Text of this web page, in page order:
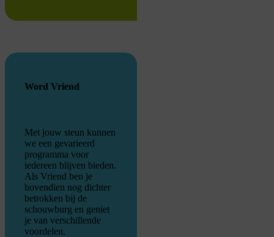
Word Vriend
Met jouw steun kunnen
we een gevarieerd
programma voor
iedereen blijven bieden.
Als Vriend ben je
bovendien nog dichter
betrokken bij de
schouwburg en geniet
je van verschillende
voordelen.